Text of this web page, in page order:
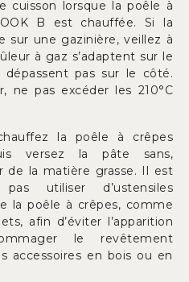
cuisson lorsque la poêle à
B est chauffée. Si la
sur une gazinière, veillez à
à gaz s’adaptent sur le
pas sur le côté.
ne pas excéder les 210°C
la poêle à crêpes
versez la pâte sans,
de la matière grasse. Il est
utiliser d’ustensiles
la poêle à crêpes, comme
afin d’éviter l’apparition
le revêtement
accessoires en bois ou en